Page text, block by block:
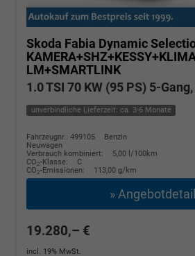
Skoda Fabia Dynamic
LM+SMARTLINK
1.0 TSI 70 KW (95 PS) 5-Gang,
unverbindliche Lieferzeit: ca. 3-6 Monate
Fahrzeugnr.: 499105
Benzin
Neuwagen
Verbrauch kombiniert:
5,00 l/100km
CO2-Klasse:
C
CO2-Emissionen: 113,00 g/km
»
19.280,– €
incl. 19% MwSt.